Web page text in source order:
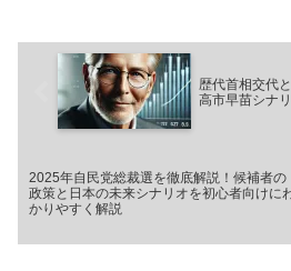
歴代首相交代
高市早苗シナ
2025年自民党総裁選を徹底解説！候補者の
政策と日本の未来シナリオを初心者向けに
かりやすく解説